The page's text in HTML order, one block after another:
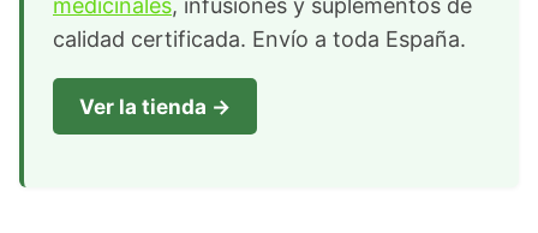
calidad certificada. Envío a toda España.
Ver la tienda →